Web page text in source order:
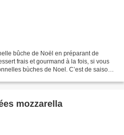
bûche de Noël en préparant de
frais et gourmand à la fois, si vous
bùches de Noel. C’est de saison,
mozzarella